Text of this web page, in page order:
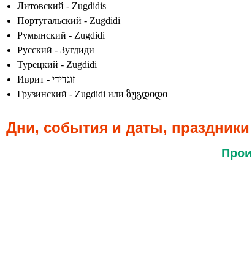
Литовский - Zugdidis
Португальский - Zugdidi
Румынский - Zugdidi
Русский - Зугдиди
Турецкий - Zugdidi
Иврит - זוגדידי
Грузинский - Zugdidi или ზუგდიდი
Дни, события и даты,